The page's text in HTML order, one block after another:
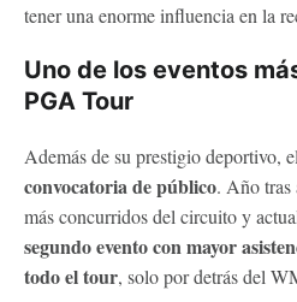
tener una enorme influencia en la
Uno de los eventos
PGA Tour
Además de su prestigio deportivo,
convocatoria de público. Año tras
más concurridos del circuito y
segundo evento con mayor
todo el tour, solo por detrás del